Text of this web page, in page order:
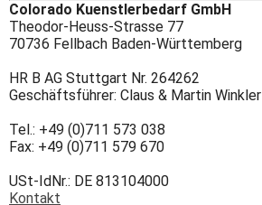
Colorado Kuenstlerbedarf GmbH
Theodor-Heuss-Strasse 77
70736 Fellbach Baden-Württemberg
HR B AG Stuttgart Nr. 264262
Geschäftsführer: Claus & Martin Winkler
Tel.: +49 (0)711 573 038
Fax: +49 (0)711 579 670
USt-IdNr.: DE 813104000
Kontakt